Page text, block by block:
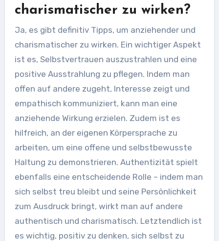
charismatischer zu wirken?
Ja, es gibt definitiv Tipps, um anziehender und
charismatischer zu wirken. Ein wichtiger Aspekt
ist es, Selbstvertrauen auszustrahlen und eine
positive Ausstrahlung zu pflegen. Indem man
offen auf andere zugeht, Interesse zeigt und
empathisch kommuniziert, kann man eine
anziehende Wirkung erzielen. Zudem ist es
hilfreich, an der eigenen Körpersprache zu
arbeiten, um eine offene und selbstbewusste
Haltung zu demonstrieren. Authentizität spielt
ebenfalls eine entscheidende Rolle – indem man
sich selbst treu bleibt und seine Persönlichkeit
zum Ausdruck bringt, wirkt man auf andere
authentisch und charismatisch. Letztendlich ist
es wichtig, positiv zu denken, sich selbst zu